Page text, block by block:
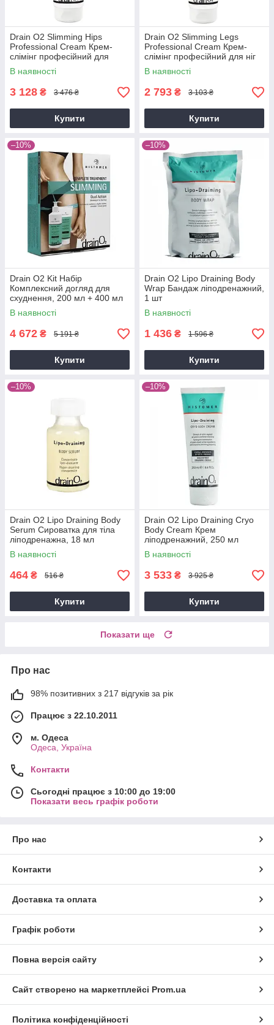
Drain O2 Slimming Hips
Professional Cream Крем-
слімінг професійний для
живота та стегон, 250 мл
В наявності
3 128 ₴ 3 476 ₴
Купити
Drain O2 Slimming Legs
Professional Cream Крем-
слімінг професійний для ніг
та сідниць, 250 мл
В наявності
2 793 ₴ 3 103 ₴
Купити
–10%
Drain O2 Kit Набір
Комплексний догляд для
схуднення, 200 мл + 400 мл
В наявності
4 672 ₴ 5 191 ₴
Купити
–10%
Drain O2 Lipo Draining Body
Wrap Бандаж ліподренажний,
1 шт
В наявності
1 436 ₴ 1 596 ₴
Купити
–10%
Drain O2 Lipo Draining Body
Serum Сироватка для тіла
ліподренажна, 18 мл
В наявності
464 ₴ 516 ₴
Купити
–10%
Drain O2 Lipo Draining Cryo
Body Cream Крем
ліподренажний, 250 мл
В наявності
3 533 ₴ 3 925 ₴
Купити
Показати ще
Про нас
98% позитивних з 217 відгуків за рік
Працює з 22.10.2011
м. Одеса
Одеса, Україна
Контакти
Сьогодні працює з 10:00 до 19:00
Показати весь графік роботи
Про нас
Контакти
Доставка та оплата
Графік роботи
Повна версія сайту
Сайт створено на маркетплейсі Prom.ua
Політика конфіденційності